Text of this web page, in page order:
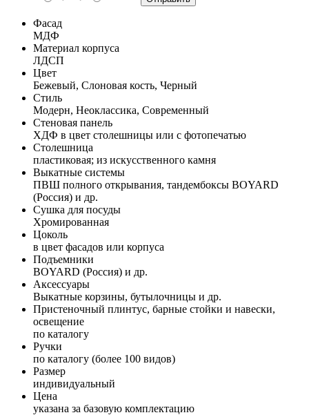
Фасад
МДФ
Материал корпуса
ЛДСП
Цвет
Бежевый, Слоновая кость, Черный
Стиль
Модерн, Неоклассика, Современный
Стеновая панель
ХДФ в цвет столешницы или с фотопечатью
Столешница
пластиковая; из искусственного камня
Выкатные системы
ПВШ полного открывания, тандембоксы BOYARD
(Россия) и др.
Сушка для посуды
Хромированная
Цоколь
в цвет фасадов или корпуса
Подъемники
BOYARD (Россия) и др.
Аксессуары
Выкатные корзины, бутылочницы и др.
Пристеночный плинтус, барные стойки и навески,
освещение
по каталогу
Ручки
по каталогу (более 100 видов)
Размер
индивидуальный
Цена
указана за базовую комплектацию